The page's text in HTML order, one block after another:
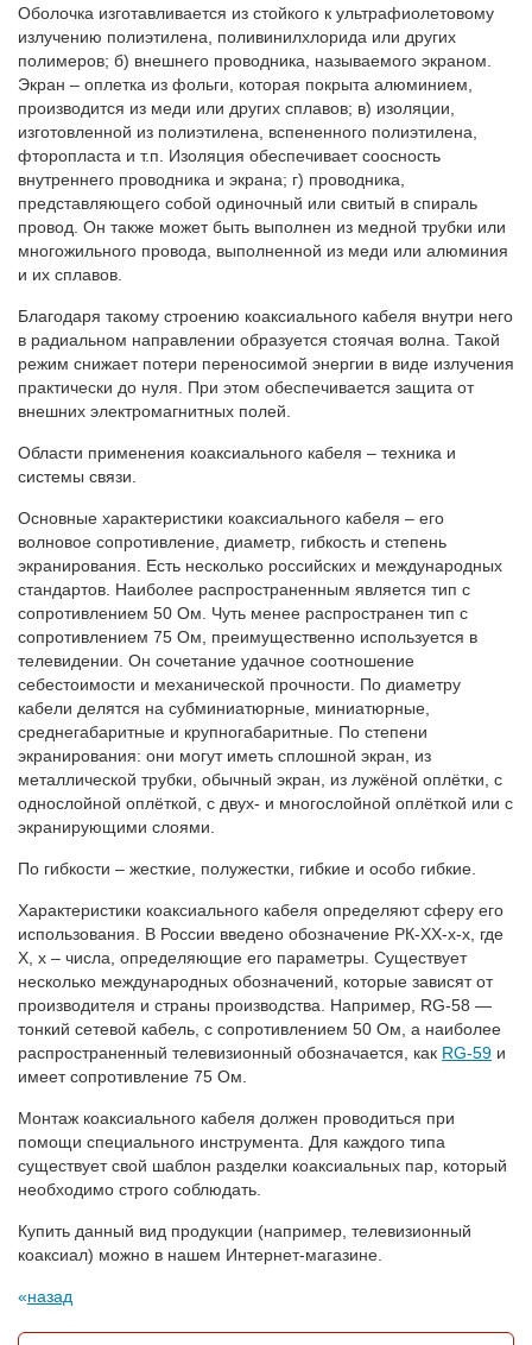
Оболочка изготавливается из стойкого к ультрафиолетовому
излучению полиэтилена, поливинилхлорида или других
полимеров; б) внешнего проводника, называемого экраном.
Экран – оплетка из фольги, которая покрыта алюминием,
производится из меди или других сплавов; в) изоляции,
изготовленной из полиэтилена, вспененного полиэтилена,
фторопласта и т.п. Изоляция обеспечивает соосность
внутреннего проводника и экрана; г) проводника,
представляющего собой одиночный или свитый в спираль
провод. Он также может быть выполнен из медной трубки или
многожильного провода, выполненной из меди или алюминия
и их сплавов.
Благодаря такому строению коаксиального кабеля внутри него
в радиальном направлении образуется стоячая волна. Такой
режим снижает потери переносимой энергии в виде излучения
практически до нуля. При этом обеспечивается защита от
внешних электромагнитных полей.
Области применения коаксиального кабеля – техника и
системы связи.
Основные характеристики коаксиального кабеля – его
волновое сопротивление, диаметр, гибкость и степень
экранирования. Есть несколько российских и международных
стандартов. Наиболее распространенным является тип с
сопротивлением 50 Ом. Чуть менее распространен тип с
сопротивлением 75 Ом, преимущественно используется в
телевидении. Он сочетание удачное соотношение
себестоимости и механической прочности. По диаметру
кабели делятся на субминиатюрные, миниатюрные,
среднегабаритные и крупногабаритные. По степени
экранирования: они могут иметь сплошной экран, из
металлической трубки, обычный экран, из лужёной оплётки, с
однослойной оплёткой, с двух- и многослойной оплёткой или с
экранирующими слоями.
По гибкости – жесткие, полужестки, гибкие и особо гибкие.
Характеристики коаксиального кабеля определяют сферу его
использования. В России введено обозначение РК-ХХ-х-х, где
Х, х – числа, определяющие его параметры. Существует
несколько международных обозначений, которые зависят от
производителя и страны производства. Например, RG-58 —
тонкий сетевой кабель, с сопротивлением 50 Ом, а наиболее
распространенный телевизионный обозначается, как RG-59 и
имеет сопротивление 75 Ом.
Монтаж коаксиального кабеля должен проводиться при
помощи специального инструмента. Для каждого типа
существует свой шаблон разделки коаксиальных пар, который
необходимо строго соблюдать.
Купить данный вид продукции (например, телевизионный
коаксиал) можно в нашем Интернет-магазине.
назад